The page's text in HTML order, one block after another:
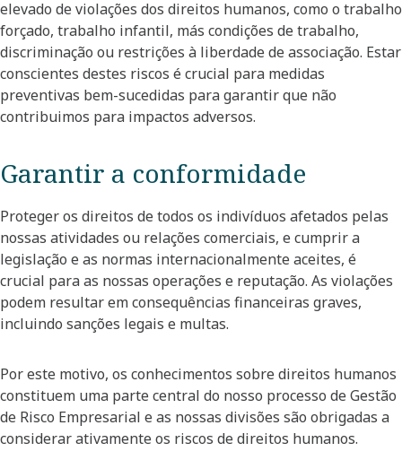
elevado de violações dos direitos humanos, como o trabalho
forçado, trabalho infantil, más condições de trabalho,
discriminação ou restrições à liberdade de associação. Estar
conscientes destes riscos é crucial para medidas
preventivas bem-sucedidas para garantir que não
contribuimos para impactos adversos.
Garantir a conformidade
Proteger os direitos de todos os indivíduos afetados pelas
nossas atividades ou relações comerciais, e cumprir a
legislação e as normas internacionalmente aceites, é
crucial para as nossas operações e reputação. As violações
podem resultar em consequências financeiras graves,
incluindo sanções legais e multas.
Por este motivo, os conhecimentos sobre direitos humanos
constituem uma parte central do nosso processo de Gestão
de Risco Empresarial e as nossas divisões são obrigadas a
considerar ativamente os riscos de direitos humanos.